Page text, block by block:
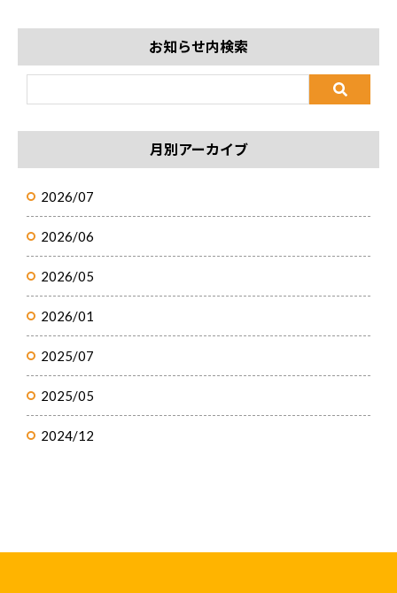
お知らせ内検索
月別アーカイブ
2026/07
2026/06
2026/05
2026/01
2025/07
2025/05
2024/12